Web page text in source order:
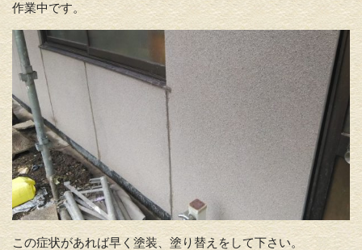
作業中です。
この症状があれば早く塗装、塗り替えをして下さい。